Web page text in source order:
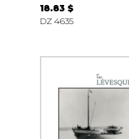
18.83 $
DZ 4635